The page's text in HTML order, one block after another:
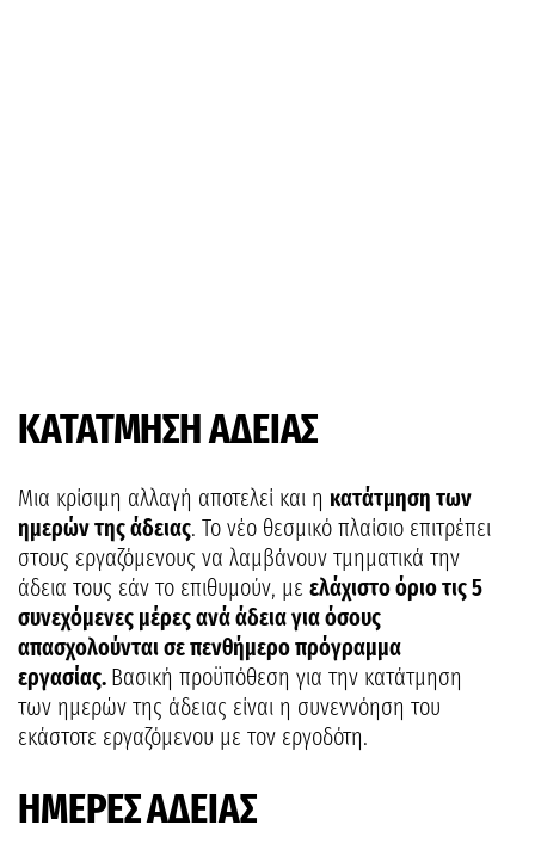
ΚΑΤΑΤΜΗΣΗ ΑΔΕΙΑΣ
Μια κρίσιμη αλλαγή αποτελεί και η κατάτμηση των
ημερών της άδειας. Το νέο θεσμικό πλαίσιο επιτρέπει
στους εργαζόμενους να λαμβάνουν τμηματικά την
άδεια τους εάν το επιθυμούν, με ελάχιστο όριο τις 5
συνεχόμενες μέρες ανά άδεια για όσους
απασχολούνται σε πενθήμερο πρόγραμμα
εργασίας. Βασική προϋπόθεση για την κατάτμηση
των ημερών της άδειας είναι η συνεννόηση του
εκάστοτε εργαζόμενου με τον εργοδότη.
ΗΜΕΡΕΣ ΑΔΕΙΑΣ